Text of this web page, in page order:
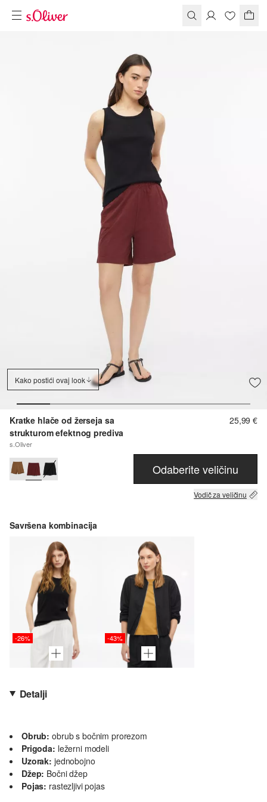
Kako postići ovaj look
Kratke hlače od žerseja sa
strukturom efektnog prediva
s.Oliver
25,99 €
Odaberite veličinu
Vodič za veličinu
Savršena kombinacija
-26% -43%
Detalji
Obrub: obrub s bočnim prorezom
Prigoda: ležerni modeli
Uzorak: jednobojno
Džep: Bočni džep
Pojas: rastezljivi pojas